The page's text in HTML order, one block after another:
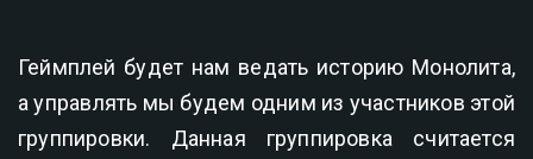
Геймплей будет нам ведать историю Монолита,
а управлять мы будем одним из участников этой
группировки. Данная группировка считается